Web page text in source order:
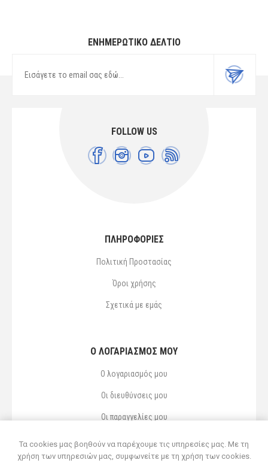
ΕΝΗΜΕΡΩΤΙΚΌ ΔΕΛΤΊΟ
FOLLOW US
ΠΛΗΡΟΦΟΡΙΕΣ
Πολιτική Προστασίας
Όροι χρήσης
Σχετικά με εμάς
Ο ΛΟΓΑΡΙΑΣΜΌΣ ΜΟΥ
Ο λογαριασμός μου
Οι διευθύνσεις μου
Οι παραγγελίες μου
Τα cookies μας βοηθούν να παρέχουμε τις υπηρεσίες μας. Με τη
χρήση των υπηρεσιών μας, συμφωνείτε με τη χρήση των cookies.